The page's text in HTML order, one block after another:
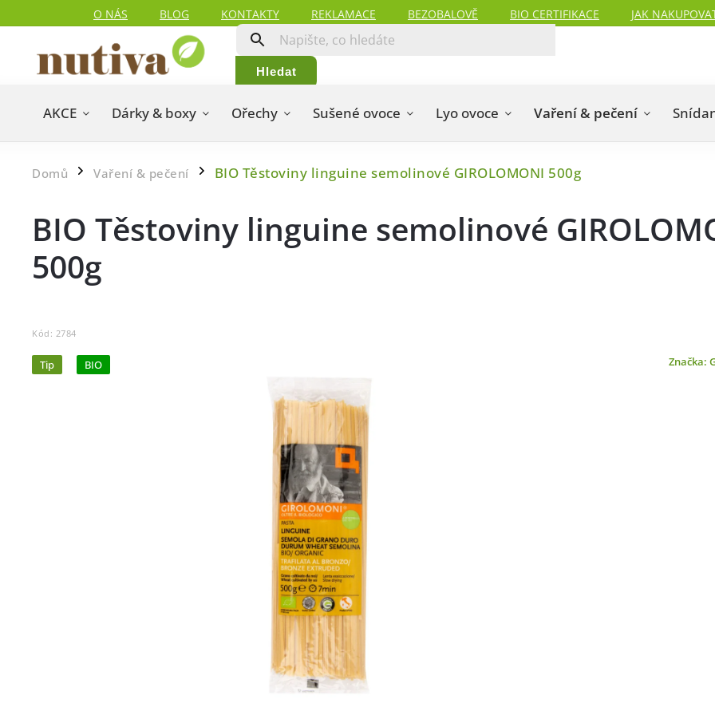
O NÁS BLOG KONTAKTY REKLAMACE BEZOBALOVĚ BIO CERTIFIKACE JAK
Hledat
AKCE Dárky & boxy Ořechy Sušené ovoce Lyo ovoce Vaření & pečení
Domů / Vaření & pečení / BIO Těstoviny linguine semolinové GIROLOMONI 500g
BIO Těstoviny linguine semolinové
500g
Kód: 2784
Tip BIO Značka: